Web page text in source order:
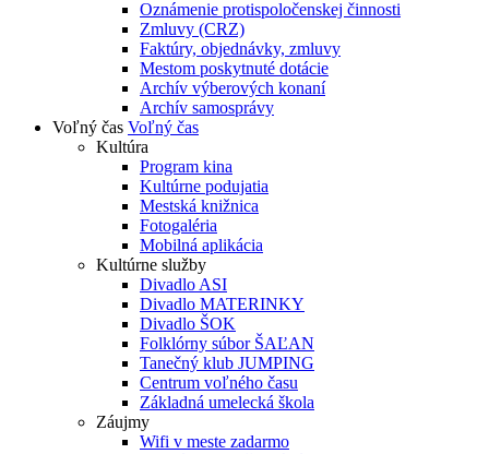
Oznámenie protispoločenskej činnosti
Zmluvy (CRZ)
Faktúry, objednávky, zmluvy
Mestom poskytnuté dotácie
Archív výberových konaní
Archív samosprávy
Voľný čas Voľný čas
Kultúra
Program kina
Kultúrne podujatia
Mestská knižnica
Fotogaléria
Mobilná aplikácia
Kultúrne služby
Divadlo ASI
Divadlo MATERINKY
Divadlo ŠOK
Folklórny súbor ŠAĽAN
Tanečný klub JUMPING
Centrum voľného času
Základná umelecká škola
Záujmy
Wifi v meste zadarmo